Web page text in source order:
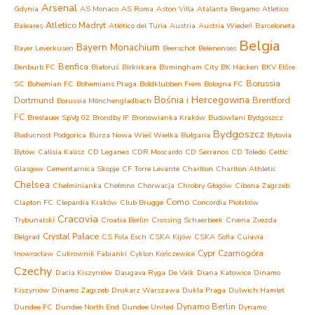
Gdynia Arsenal AS Monaco AS Roma Aston Villa Atalanta Bergamo Atletico
Baleares Atletico Madryt Atlético del Turia Austria Austria Wiedeń Barceloneta
Bayer Leverkusen Bayern Monachium Beerschot Belenenses Belgia
Benburb FC Benfica Białoruś Birkirkara Birmingham City BK Häcken BKV Előre
SC Bohemian FC Bohemians Praga Boldklubben Frem Bologna FC Borussia
Dortmund Borussia Mönchengladbach Bośnia i Hercegowina Brentford
FC Breslauer SpVg 02 Brondby IF Bronowianka Kraków Budowlani Bydgoszcz
Buducnost Podgorica Burza Nowa Wieś Wielka Bułgaria Bydgoszcz Bytovia
Bytów Calisia Kalisz CD Leganes CDR Moscardo CD Serranos CD Toledo Celtic
Glasgow Cementarnica Skopje CF Torre Levante Charlton Charlton Athletic
Chelsea Chełminianka Chełmno Chorwacja Chrobry Głogów Cibona Zagrzeb
Clapton FC Clepardia Kraków Club Brugge Como Concordia Piotrków
Trybunalski Cracovia Croatia Berlin Crossing Schaerbeek Crvena Zvezda
Belgrad Crystal Palace CS Fola Esch CSKA Kijów CSKA Sofia Cuiavia
Inowrocław Cukrownik Fabianki Cyklon Kończewice Cypr Czarnogóra
Czechy Dacia Kiszyniów Daugava Ryga De Valk Diana Katowice Dinamo
Kiszyniów Dinamo Zagrzeb Drukarz Warszawa Dukla Praga Dulwich Hamlet
Dundee FC Dundee North End Dundee United Dynamo Berlin Dynamo